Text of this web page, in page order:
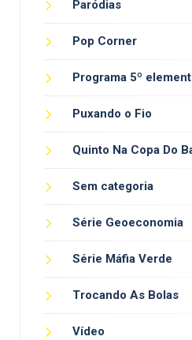
Paródias
Pop Corner
Programa 5º
Puxando o Fio
Quinto Na Copa Do
Sem categoria
Série Geoeconomia
Série Máfia Verde
Trocando As Bolas
Vídeo